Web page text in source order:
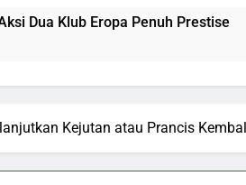
Klub Eropa Penuh Prestise
Kejutan atau Prancis